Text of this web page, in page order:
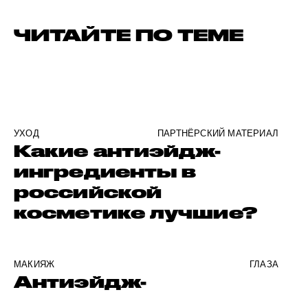
ЧИТАЙТЕ ПО ТЕМЕ
УХОД ПАРТНЁРСКИЙ МАТЕРИАЛ
Какие антиэйдж-
ингредиенты в
российской
косметике лучшие?
МАКИЯЖ ГЛАЗА
Антиэйдж-